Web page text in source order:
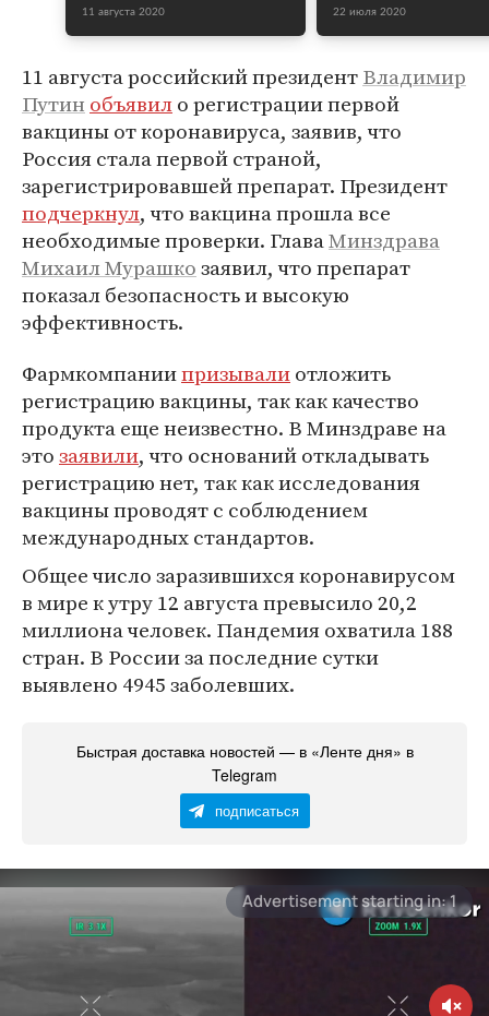
11 августа 2020 22 июля 2020
11 августа российский президентВладимир
Путин объявило регистрации первой
вакцины от коронавируса, заявив, что
Россия стала первой страной,
зарегистрировавшей препарат. Президент
подчеркнул, что вакцина прошла все
необходимые проверки. ГлаваМинздрава
Михаил Мурашкозаявил, что препарат
показал безопасность и высокую
эффективность.
Фармкомпаниипризывалиотложить
регистрацию вакцины, так как качество
продукта еще неизвестно. В Минздраве на
этозаявили, что оснований откладывать
регистрацию нет, так как исследования
вакцины проводят с соблюдением
международных стандартов.
Общее число заразившихся коронавирусом
в мире к утру 12 августа превысило 20,2
миллиона человек. Пандемия охватила 188
стран. В России за последние сутки
выявлено 4945 заболевших.
Быстрая доставка новостей — в «Ленте дня» в
Telegram
подписаться